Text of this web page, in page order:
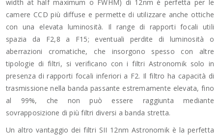
width at half maximum o FWHM) di 12nm è perfetta per le
camere CCD più diffuse e permette di utilizzare anche ottiche
con una elevata luminosità. Il range di rapporti focali utili
spazia da F2,8 a F15; eventuali perdite di luminosità o
aberrazioni cromatiche, che insorgono spesso con altre
tipologie di filtri, si verificano con i filtri Astronomik solo in
presenza di rapporti focali inferiori a F2. Il filtro ha capacità di
trasmissione nella banda passante estremamente elevata, fino
al 99%, che non può essere raggiunta mediante
sovrapposizione di più filtri diversi a banda stretta.
Un altro vantaggio dei filtri SII 12nm Astronomik è la perfetta